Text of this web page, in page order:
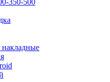
350-500